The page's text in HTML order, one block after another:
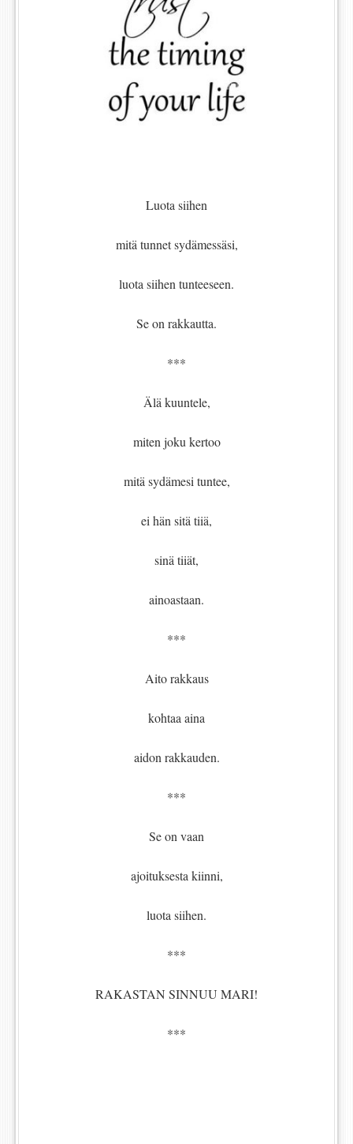
Luota siihen
mitä tunnet sydämessäsi,
luota siihen tunteeseen.
Se on rakkautta.
***
Älä kuuntele,
miten joku kertoo
mitä sydämesi tuntee,
ei hän sitä tiiä,
sinä tiiät,
ainoastaan.
***
Aito rakkaus
kohtaa aina
aidon rakkauden.
***
Se on vaan
ajoituksesta kiinni,
luota siihen.
***
RAKASTAN SINNUU MARI!
***